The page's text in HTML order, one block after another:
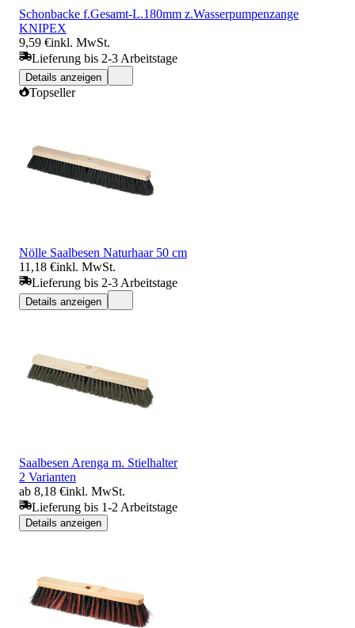
Schonbacke f.Gesamt-L.180mm z.Wasserpumpenzange
KNIPEX
9,59 €inkl. MwSt.
Lieferung bis 2-3 Arbeitstage
Details anzeigen
Topseller
Nölle Saalbesen Naturhaar 50 cm
11,18 €inkl. MwSt.
Lieferung bis 2-3 Arbeitstage
Details anzeigen
Saalbesen Arenga m. Stielhalter
2 Varianten
ab 8,18 €inkl. MwSt.
Lieferung bis 1-2 Arbeitstage
Details anzeigen